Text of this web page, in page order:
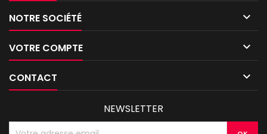
NOTRE SOCIÉTÉ 
VOTRE COMPTE 
CONTACT 
NEWSLETTER